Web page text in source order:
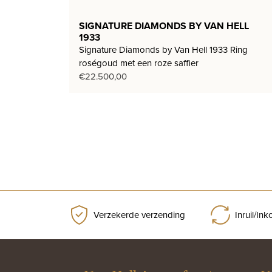
SIGNATURE DIAMONDS BY VAN HELL
1933
Signature Diamonds by Van Hell 1933 Ring
roségoud met een roze saffier
€22.500,00
Verzekerde verzending Inruil/